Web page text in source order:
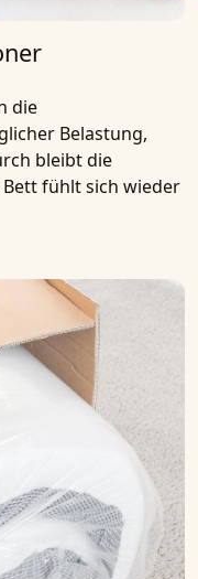
die
Belastung,
bleibt die
fühlt sich wieder